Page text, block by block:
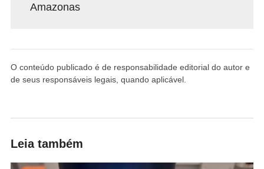
Amazonas
O conteúdo publicado é de responsabilidade editorial do autor e
de seus responsáveis legais, quando aplicável.
Leia também